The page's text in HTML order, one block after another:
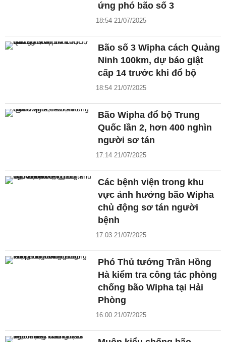
ứng phó bão số 3
18:54 21/07/2025
Bão số 3 Wipha cách Quảng
Ninh 100km, dự báo giật
cấp 14 trước khi đổ bộ
18:54 21/07/2025
Bão Wipha đổ bộ Trung
Quốc lần 2, hơn 400 nghìn
người sơ tán
17:14 21/07/2025
Các bệnh viện trong khu
vực ảnh hưởng bão Wipha
chủ động sơ tán người
bệnh
17:03 21/07/2025
Phó Thủ tướng Trần Hồng
Hà kiểm tra công tác phòng
chống bão Wipha tại Hải
Phòng
16:00 21/07/2025